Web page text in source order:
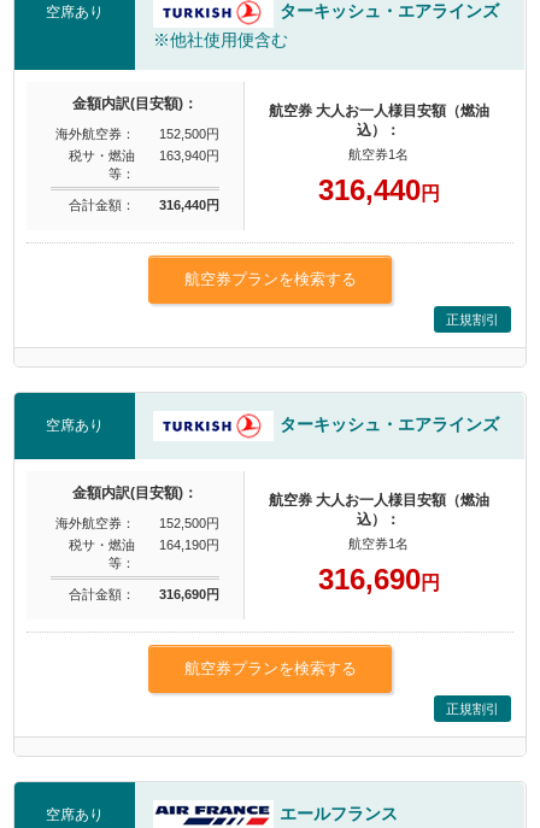
空席あり
ターキッシュ・エアラインズ
※他社使用便含む
金額内訳(目安額)：
海外航空券：
152,500円
税サ・燃油
等：
163,940円
合計金額： 316,440円
航空券 大人お一人様目安額（燃油
込）：
航空券1名
316,440円
航空券プランを検索する
正規割引
空席あり ターキッシュ・エアラインズ
金額内訳(目安額)：
海外航空券：
152,500円
税サ・燃油
等：
164,190円
合計金額： 316,690円
航空券 大人お一人様目安額（燃油
込）：
航空券1名
316,690円
航空券プランを検索する
正規割引
空席あり エールフランス